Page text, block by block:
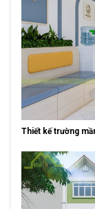
Thiết kế trường